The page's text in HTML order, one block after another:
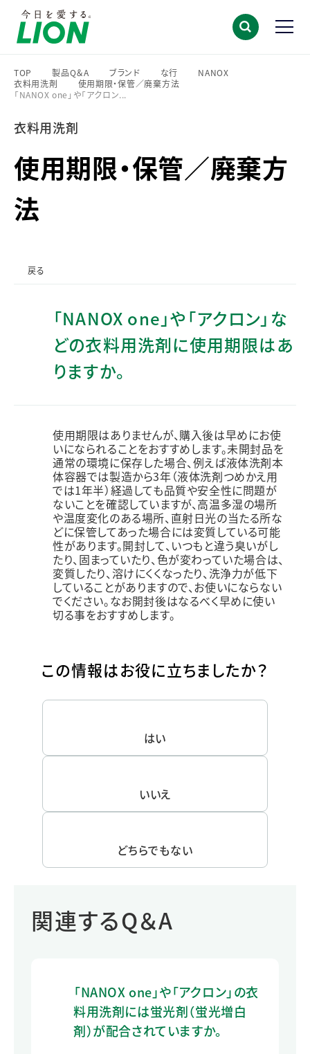
TOP
>
製品Q＆A
>
ブランド
>
な行
NANOX
衣料用洗剤
>
使用期限・保管／廃棄方法
「NANOX one」や「アクロン...
衣料用洗剤
使用期限・保管／廃棄方
法
戻る
「NANOX one」や「アクロン」な
どの衣料用洗剤に使用期限はあ
りますか。
使用期限はありませんが、購入後は早めにお使
いになられることをおすすめします。未開封品を
通常の環境に保存した場合、例えば液体洗剤本
体容器では製造から3年（液体洗剤つめかえ用
では1年半）経過しても品質や安全性に問題が
ないことを確認していますが、高温多湿の場所
や温度変化のある場所、直射日光の当たる所な
どに保管してあった場合には変質している可能
性があります。開封して、いつもと違う臭いがし
たり、固まっていたり、色が変わっていた場合は、
変質したり、溶けにくくなったり、洗浄力が低下
していることがありますので、お使いにならない
でください。なお開封後はなるべく早めに使い
切る事をおすすめします。
この情報はお役に立ちましたか？
はい
いいえ
どちらでもない
関連するQ＆A
「NANOX one」や「アクロン」の衣
料用洗剤には蛍光剤（蛍光増白
剤）が配合されていますか。